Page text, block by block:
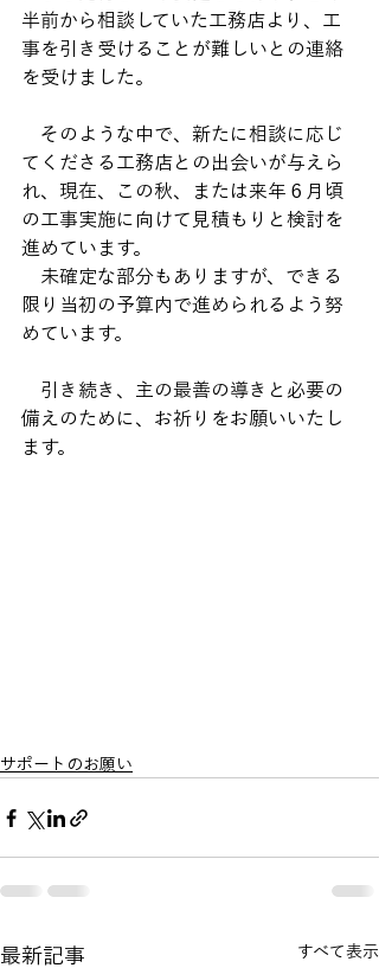
半前から相談していた工務店より、工
事を引き受けることが難しいとの連絡
を受けました。
そのような中で、新たに相談に応じ
てくださる工務店との出会いが与えら
れ、現在、この秋、または来年６月頃
の工事実施に向けて見積もりと検討を
進めています。
未確定な部分もありますが、できる
限り当初の予算内で進められるよう努
めています。
引き続き、主の最善の導きと必要の
備えのために、お祈りをお願いいたし
ます。
サポートのお願い
最新記事 すべて表示